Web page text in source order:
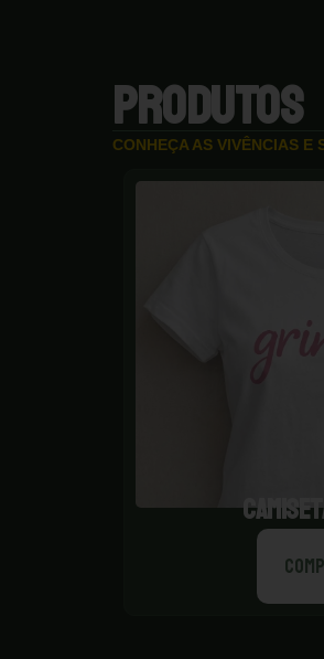
PRODUTOS
CONHEÇA AS VIVÊNCIAS E